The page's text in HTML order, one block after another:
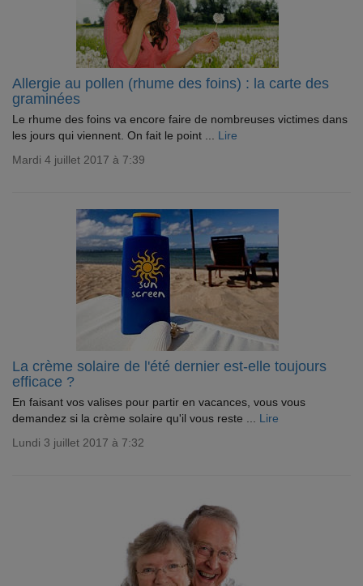
Allergie au pollen (rhume des foins) : la carte des
graminées
Le rhume des foins va encore faire de nombreuses victimes dans
les jours qui viennent. On fait le point ... Lire
Mardi 4 juillet 2017 à 7:39
La crème solaire de l'été dernier est-elle toujours
efficace ?
En faisant vos valises pour partir en vacances, vous vous
demandez si la crème solaire qu'il vous reste ... Lire
Lundi 3 juillet 2017 à 7:32